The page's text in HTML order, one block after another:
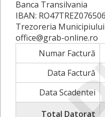
Banca Transilvania
IBAN:
Trezoreria
office@grab-online.ro
Numar Factură
Data Factură
Data Scadentei
Total Datorat